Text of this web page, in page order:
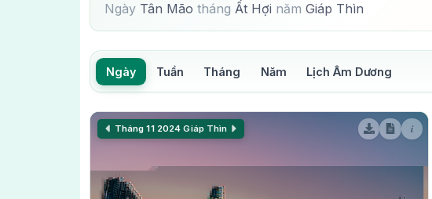
Ngày Tân Mão tháng Ất Hợi năm Giáp Thìn
Ngày Tuần Tháng Năm Lịch Âm Dương
i
Tháng 11 2024Giáp Thìn